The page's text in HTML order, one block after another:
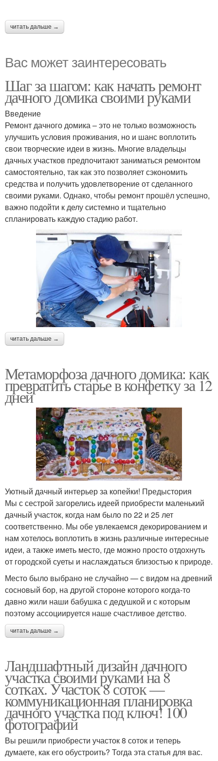
читать дальше →
Вас может заинтересовать
Шаг за шагом: как начать ремонт
дачного домика своими руками
Введение
Ремонт дачного домика – это не только возможность
улучшить условия проживания, но и шанс воплотить
свои творческие идеи в жизнь. Многие владельцы
дачных участков предпочитают заниматься ремонтом
самостоятельно, так как это позволяет сэкономить
средства и получить удовлетворение от сделанного
своими руками. Однако, чтобы ремонт прошёл успешно,
важно подойти к делу системно и тщательно
спланировать каждую стадию работ.
читать дальше →
Метаморфоза дачного домика: как
превратить старье в конфетку за 12
дней
Уютный дачный интерьер за копейки! Предыстория
Мы с сестрой загорелись идеей приобрести маленький
дачный участок, когда нам было по 22 и 25 лет
соответственно. Мы обе увлекаемся декорированием и
нам хотелось воплотить в жизнь различные интересные
идеи, а также иметь место, где можно просто отдохнуть
от городской суеты и наслаждаться близостью к природе.
Место было выбрано не случайно — с видом на древний
сосновый бор, на другой стороне которого когда-то
давно жили наши бабушка с дедушкой и с которым
поэтому ассоциируется наше счастливое детство.
читать дальше →
Ландшафтный дизайн дачного
участка своими руками на 8
сотках. Участок 8 соток —
коммуникационная планировка
дачного участка под ключ! 100
фотографий
Вы решили приобрести участок 8 соток и теперь
думаете, как его обустроить? Тогда эта статья для вас.